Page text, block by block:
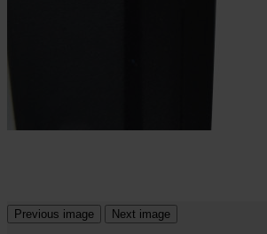
Previous image Next image